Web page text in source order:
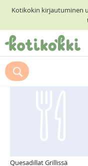
Kotikokin kirjautuminen
ETUSIVU
RESEPTIHAKU
Suosittelemme myös
Quesadillat Grillissä